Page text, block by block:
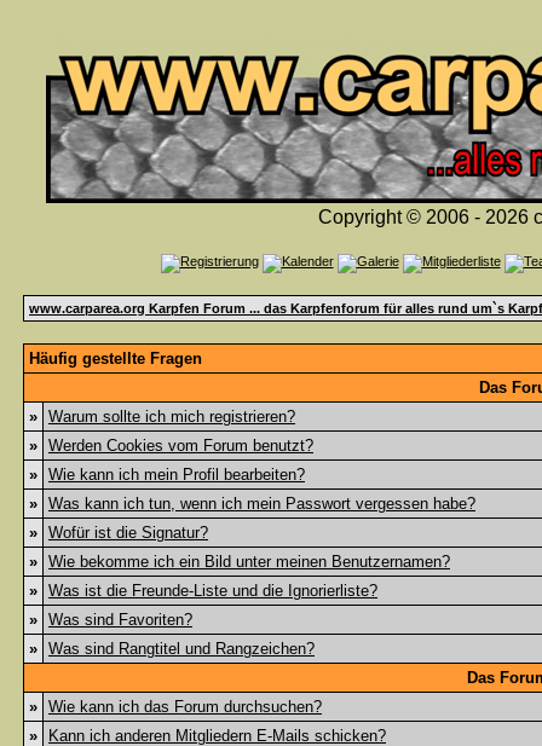
Copyright © 2006 - 2026
www.carparea.org Karpfen Forum ... das Karpfenforum für alles rund um`s
Häufig gestellte Fragen
Das
» Warum sollte ich mich registrieren?
» Werden Cookies vom Forum benutzt?
» Wie kann ich mein Profil bearbeiten?
» Was kann ich tun, wenn ich mein Passwort vergessen habe?
» Wofür ist die Signatur?
» Wie bekomme ich ein Bild unter meinen Benutzernamen?
» Was ist die Freunde-Liste und die Ignorierliste?
» Was sind Favoriten?
» Was sind Rangtitel und Rangzeichen?
Das
» Wie kann ich das Forum durchsuchen?
»
Kann ich anderen Mitgliedern E-Mails schicken?